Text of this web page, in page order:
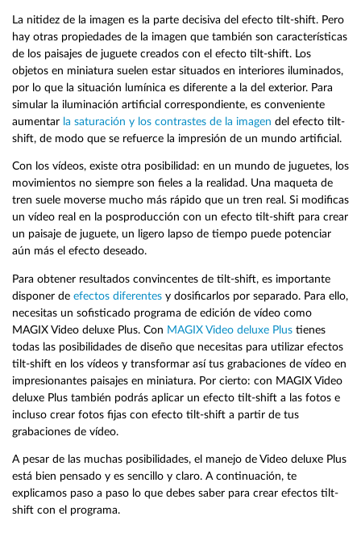
La nitidez de la imagen es la parte decisiva del efecto tilt-shift. Pero
hay otras propiedades de la imagen que también son características
de los paisajes de juguete creados con el efecto tilt-shift. Los
objetos en miniatura suelen estar situados en interiores iluminados,
por lo que la situación lumínica es diferente a la del exterior. Para
simular la iluminación artificial correspondiente, es conveniente
aumentar la saturación y los contrastes de la imagen del efecto tilt-
shift, de modo que se refuerce la impresión de un mundo artificial.
Con los vídeos, existe otra posibilidad: en un mundo de juguetes, los
movimientos no siempre son fieles a la realidad. Una maqueta de
tren suele moverse mucho más rápido que un tren real. Si modificas
un vídeo real en la posproducción con un efecto tilt-shift para crear
un paisaje de juguete, un ligero lapso de tiempo puede potenciar
aún más el efecto deseado.
Para obtener resultados convincentes de tilt-shift, es importante
disponer de efectos diferentes y dosificarlos por separado. Para ello,
necesitas un sofisticado programa de edición de vídeo como
MAGIX Video deluxe Plus. Con MAGIX Video deluxe Plus tienes
todas las posibilidades de diseño que necesitas para utilizar efectos
tilt-shift en los vídeos y transformar así tus grabaciones de vídeo en
impresionantes paisajes en miniatura. Por cierto: con MAGIX Video
deluxe Plus también podrás aplicar un efecto tilt-shift a las fotos e
incluso crear fotos fijas con efecto tilt-shift a partir de tus
grabaciones de vídeo.
A pesar de las muchas posibilidades, el manejo de Video deluxe Plus
está bien pensado y es sencillo y claro. A continuación, te
explicamos paso a paso lo que debes saber para crear efectos tilt-
shift con el programa.